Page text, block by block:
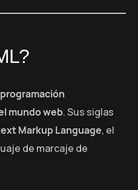
mundo web. Sus siglas
Markup Language, el
de marcaje de